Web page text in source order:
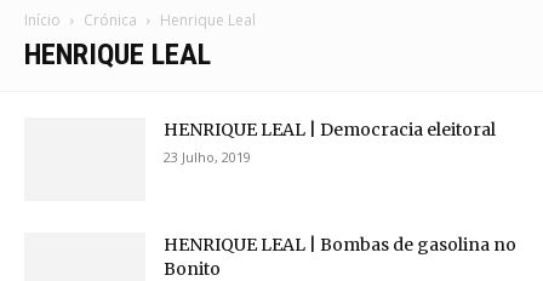
Início Crónica Henrique Leal
HENRIQUE LEAL
HENRIQUE LEAL | Democracia eleitoral
23 Julho, 2019
HENRIQUE LEAL | Bombas de gasolina no
Bonito